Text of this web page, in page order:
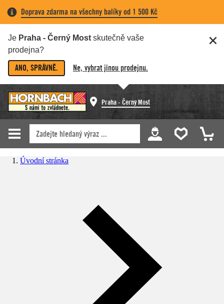
Doprava zdarma na všechny balíky od 1 500 Kč
Je Praha - Černý Most skutečně vaše
prodejna?
ANO, SPRÁVNĚ. Ne, vybrat jinou prodejnu.
Praha - Černý Most
Úvodní stránka